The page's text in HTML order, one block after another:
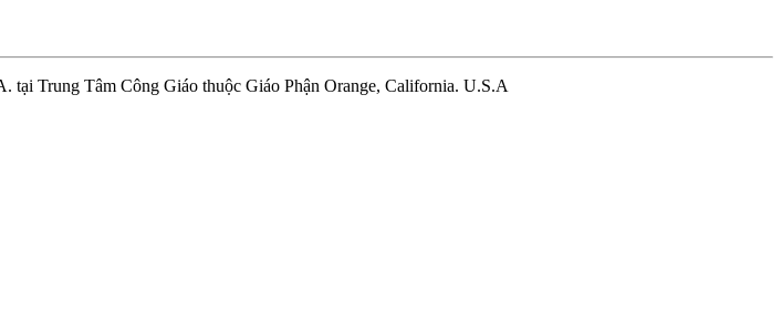
tại Trung Tâm Công Giáo thuộc Giáo Phận Orange, California. U.S.A